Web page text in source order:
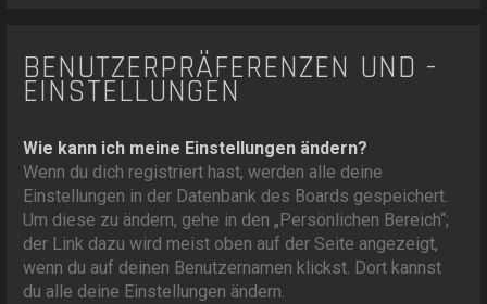
BENUTZERPRÄFERENZEN UND -
EINSTELLUNGEN
Wie kann ich meine Einstellungen ändern?
Wenn du dich registriert hast, werden alle deine
Einstellungen in der Datenbank des Boards gespeichert.
Um diese zu ändern, gehe in den „Persönlichen Bereich“;
der Link dazu wird meist oben auf der Seite angezeigt,
wenn du auf deinen Benutzernamen klickst. Dort kannst
du alle deine Einstellungen ändern.